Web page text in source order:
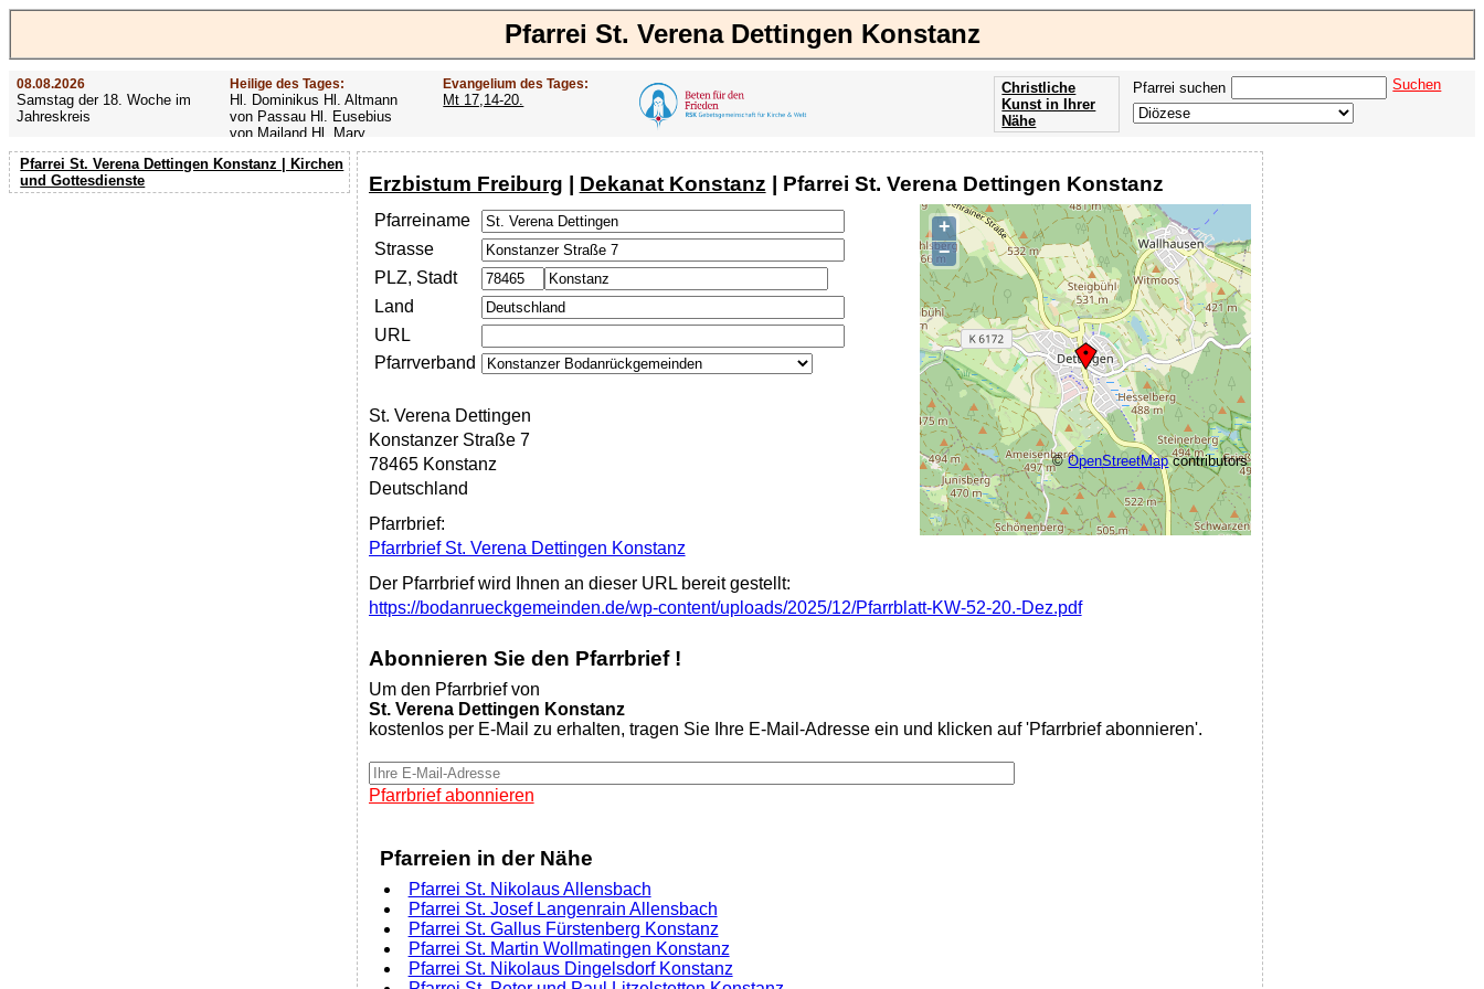
Pfarrei St. Verena Dettingen Konstanz
08.08.2026
Samstag der 18. Woche im
Jahreskreis
Heilige des Tages:
Hl. Dominikus Hl. Altmann
von Passau Hl. Eusebius
von Mailand Hl. Mary
MacKillop Hl. Cyriakus Hl.
Hildiger Vierzehn heilige
Nothelfer Hl. Famian Hl.
Evangelium des Tages:
Mt 17,14-20.
Pfarrei suchen Suchen
Christliche
Kunst in Ihrer
Nähe
Pfarrei St. Verena Dettingen Konstanz | Kirchen
und Gottesdienste
Erzbistum Freiburg | Dekanat Konstanz | Pfarrei St. Verena Dettingen Konstanz
+
−
©OpenStreetMapcontributors
Pfarreiname
Strasse
PLZ, Stadt
Land
URL
Pfarrverband
St. Verena Dettingen
Konstanzer Straße 7
78465 Konstanz
Deutschland
Pfarrbrief:
Pfarrbrief St. Verena Dettingen Konstanz
Der Pfarrbrief wird Ihnen an dieser URL bereit gestellt:
https://bodanrueckgemeinden.de/wp-content/uploads/2025/12/Pfarrblatt-KW-52-20.-Dez.pdf
Abonnieren Sie den Pfarrbrief !
Um den Pfarrbrief von
St. Verena Dettingen Konstanz
kostenlos per E-Mail zu erhalten, tragen Sie Ihre E-Mail-Adresse ein und klicken auf 'Pfarrbrief abonnieren'.
Pfarrbrief abonnieren
Pfarreien in der Nähe
Pfarrei St. Nikolaus Allensbach
Pfarrei St. Josef Langenrain Allensbach
Pfarrei St. Gallus Fürstenberg Konstanz
Pfarrei St. Martin Wollmatingen Konstanz
Pfarrei St. Nikolaus Dingelsdorf Konstanz